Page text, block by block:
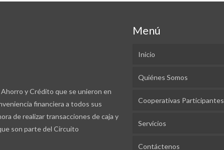
y Crédito que se unieron en
financiera a todos sus
de realizar transacciones de caja y
son parte del Circuito
Menú
Inicio
Quiénes Somos
Cooperativas Participantes
Servicios
Contáctenos